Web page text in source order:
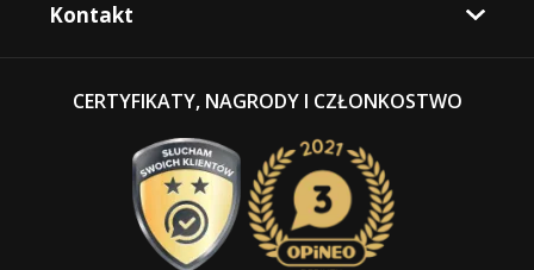
Kontakt
CERTYFIKATY, NAGRODY I CZŁONKOSTWO